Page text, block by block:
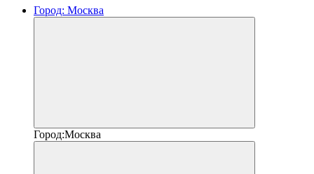
Город: Москва
Город:Москва